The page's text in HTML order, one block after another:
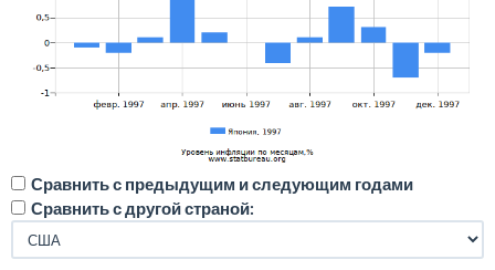
Сравнить с предыдущим и следующим годами
Сравнить с другой страной: